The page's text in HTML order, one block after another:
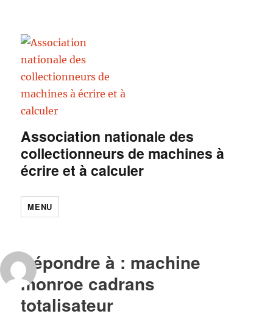
Association nationale des
collectionneurs de machines à
écrire et à calculer
MENU
Répondre à : machine
monroe cadrans
totalisateur